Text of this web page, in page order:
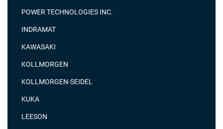
POWER TECHNOLOGIES INC.
INDRAMAT
KAWASAKI
KOLLMORGEN
KOLLMORGEN-SEIDEL
KUKA
LEESON